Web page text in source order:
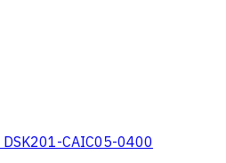
CAIC05-0400